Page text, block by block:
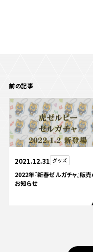
前の記事
2021.12.31 グッズ
2022年『新春ゼルガチャ』販
お知らせ